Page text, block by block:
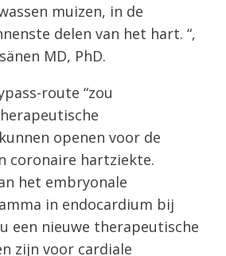
muizen, in de
delen van het hart. “,
MD, PhD.
route “zou
openen voor de
coronaire hartziekte.
het embryonale
in endocardium bij
een nieuwe therapeutische
zijn voor cardiale